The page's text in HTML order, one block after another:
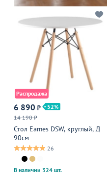
Распродажа
6 890 ₽
52
14 190 ₽
Стол Eames DSW, круглый, Д
90см
26
В наличии 324 шт.